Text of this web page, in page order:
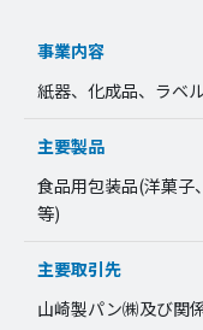
事業内容
紙器、化成品、ラベ
主要製品
食品用包装品(洋菓子
等)
主要取引先
山崎製パン㈱及び関